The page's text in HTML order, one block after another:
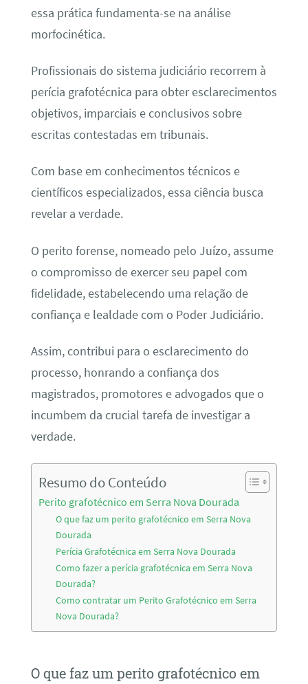
essa prática fundamenta-se na análise
morfocinética.
Profissionais do sistema judiciário recorrem à
perícia grafotécnica para obter esclarecimentos
objetivos, imparciais e conclusivos sobre
escritas contestadas em tribunais.
Com base em conhecimentos técnicos e
científicos especializados, essa ciência busca
revelar a verdade.
O perito forense, nomeado pelo Juízo, assume
o compromisso de exercer seu papel com
fidelidade, estabelecendo uma relação de
confiança e lealdade com o Poder Judiciário.
Assim, contribui para o esclarecimento do
processo, honrando a confiança dos
magistrados, promotores e advogados que o
incumbem da crucial tarefa de investigar a
verdade.
Resumo do Conteúdo
Perito grafotécnico em Serra Nova Dourada
O que faz um perito grafotécnico em Serra Nova
Dourada
Perícia Grafotécnica em Serra Nova Dourada
Como fazer a perícia grafotécnica em Serra Nova
Dourada?
Como contratar um Perito Grafotécnico em Serra
Nova Dourada?
O que faz um perito grafotécnico em